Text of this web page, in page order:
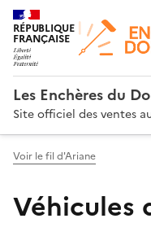
RÉPUBLIQUE
FRANÇAISE
Les Enchères du
Site officiel des ventes
Voir le fil d'Ariane
Véhicules